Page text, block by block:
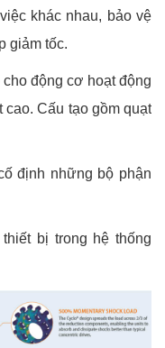
khác nhau, bảo vệ
giảm tốc.
động cơ hoạt động
Cấu tạo gồm quạt
định những bộ phận
bị trong hệ thống